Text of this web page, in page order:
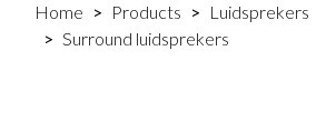
Home Products
Luidsprekers
Surround luidsprekers